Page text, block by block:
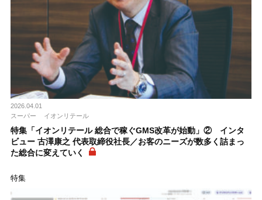
2026.04.01
スーパー
イオンリテール
特集「イオンリテール 総合で稼ぐGMS改革が始動」② インタ
ビュー 古澤康之 代表取締役社長／お客のニーズが数多く詰まっ
た総合に変えていく
特集